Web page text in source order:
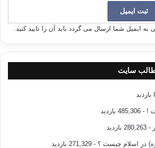
به ایمیل شما ارسال می گردد باید آن را تایید کنید.
سایت
! - 485,306 بازدید
- 280,263 بازدید
در اسلام چیست ؟ - 271,329 بازدید